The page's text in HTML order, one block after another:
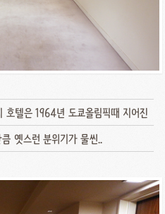
호텔은 1964년 도쿄올림픽때 지어진
옛스런 분위기가 물씬..